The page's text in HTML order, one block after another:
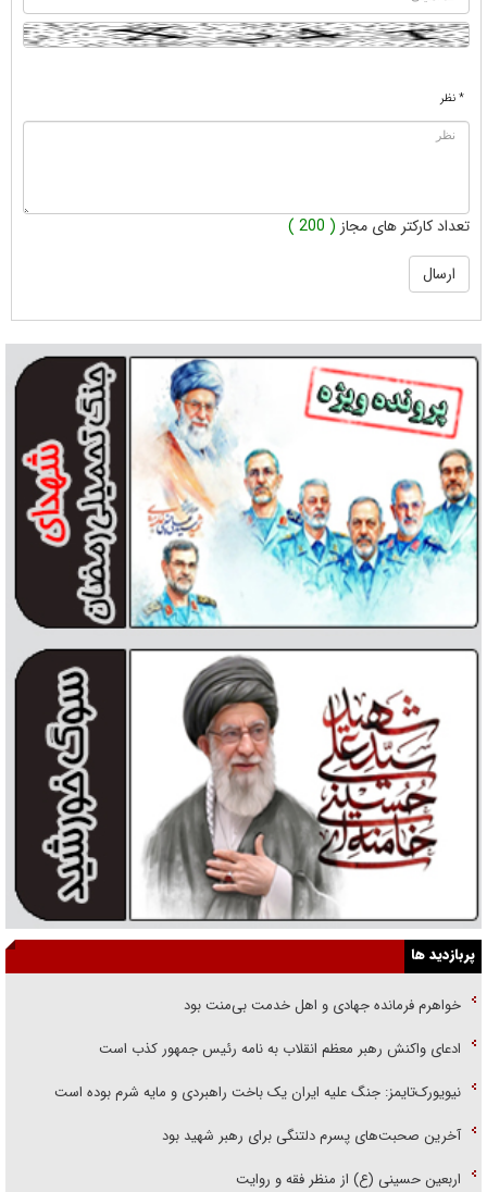
* نظر
تعداد کارکتر های مجاز ( 200 )
پربازدید ها
خواهرم فرمانده جهادی و اهل خدمت بی‌منت بود
ادعای واکنش رهبر معظم انقلاب به نامه رئیس جمهور کذب است
نیویورک‌تایمز: جنگ علیه ایران یک باخت راهبردی و مایه شرم بوده است
آخرین صحبت‌های پسرم دلتنگی برای رهبر شهید بود
اربعین حسینی (ع) از منظر فقه و روایت